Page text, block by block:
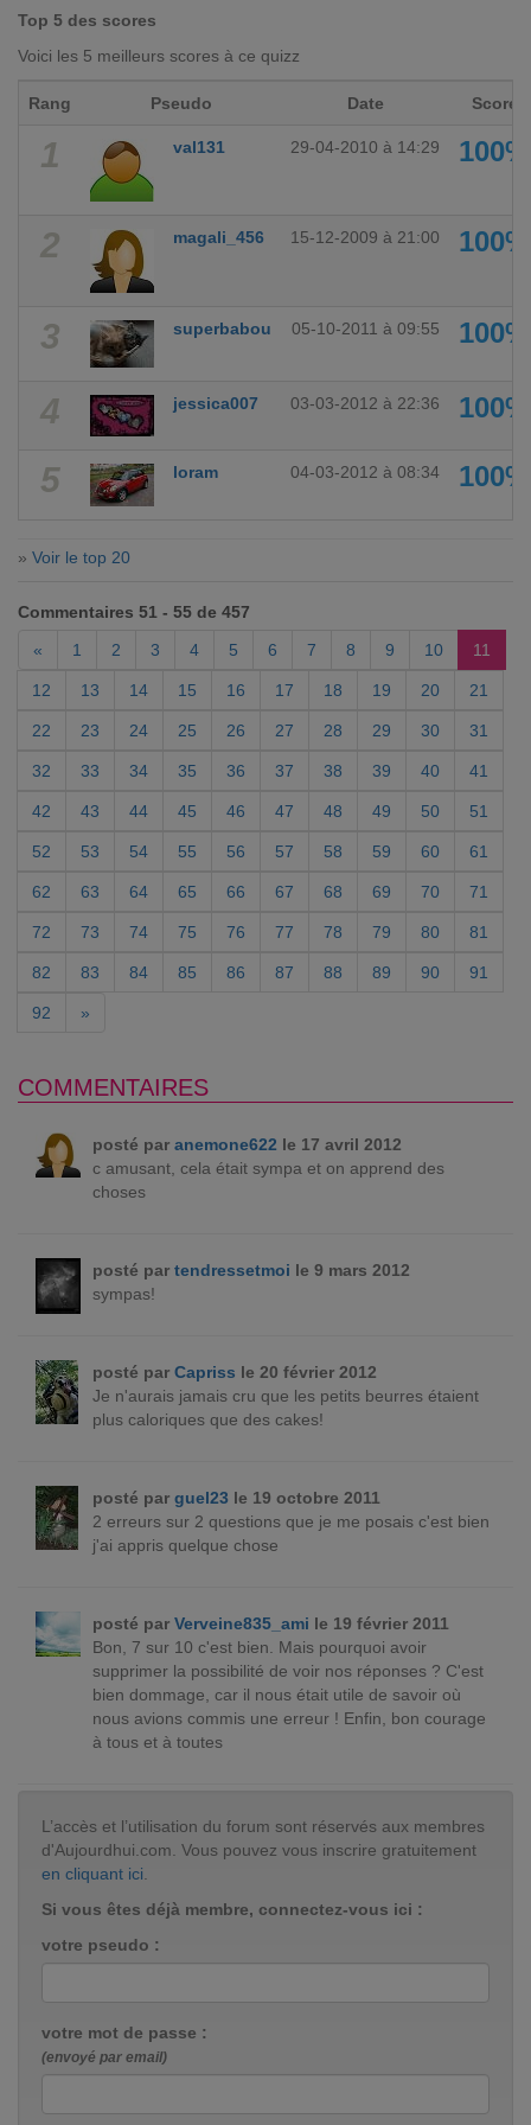
Top 5 des scores
Voici les 5 meilleurs scores à ce quizz
Rang Pseudo Date Score
1 val131 29-04-2010 à 14:29 100%
2 magali_456 15-12-2009 à 21:00 100%
3 superbabou 05-10-2011 à 09:55 100%
4 jessica007 03-03-2012 à 22:36 100%
5 loram 04-03-2012 à 08:34 100%
» Voir le top 20
Commentaires 51 - 55 de 457
«
1 2 3 4 5 6 7 8 9 10 11
12 13 14 15 16 17 18 19 20 21
22 23 24 25 26 27 28 29 30 31
32 33 34 35 36 37 38 39 40 41
42 43 44 45 46 47 48 49 50 51
52 53 54 55 56 57 58 59 60 61
62 63 64 65 66 67 68 69 70 71
72 73 74 75 76 77 78 79 80 81
82 83 84 85 86 87 88 89 90 91
92 »
COMMENTAIRES
posté par anemone622 le 17 avril 2012
c amusant, cela était sympa et on apprend des
choses
posté par tendressetmoi le 9 mars 2012
sympas!
posté par Capriss le 20 février 2012
Je n'aurais jamais cru que les petits beurres étaient
plus caloriques que des cakes!
posté par guel23 le 19 octobre 2011
2 erreurs sur 2 questions que je me posais c'est bien
j'ai appris quelque chose
posté par Verveine835_ami le 19 février 2011
Bon, 7 sur 10 c'est bien. Mais pourquoi avoir
supprimer la possibilité de voir nos réponses ? C'est
bien dommage, car il nous était utile de savoir où
nous avions commis une erreur ! Enfin, bon courage
à tous et à toutes
L’accès et l’utilisation du forum sont réservés aux membres
d'Aujourdhui.com. Vous pouvez vous inscrire gratuitement
en cliquant ici
Si vous êtes déjà membre, connectez-vous ici :
votre pseudo :
votre mot de passe :
(envoyé par email)